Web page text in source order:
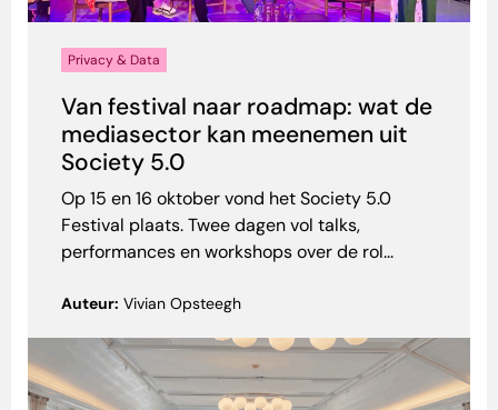
Privacy & Data
Van festival naar roadmap: wat de
mediasector kan meenemen uit
Society 5.0
Op 15 en 16 oktober vond het Society 5.0
Festival plaats. Twee dagen vol talks,
performances en workshops over de rol...
Auteur: Vivian Opsteegh